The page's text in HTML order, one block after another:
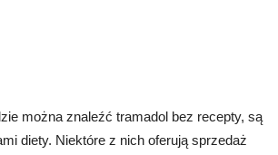
można znaleźć tramadol bez recepty, są
diety. Niektóre z nich oferują sprzedaż